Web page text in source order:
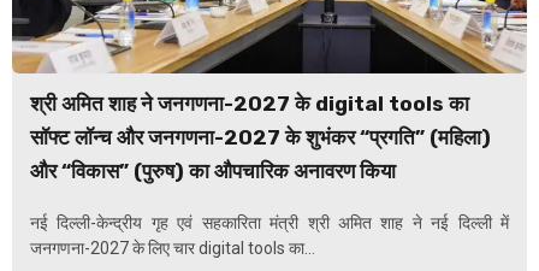
श्री अमित शाह ने जनगणना-2027 के digital tools का
सॉफ्ट लॉन्च और जनगणना-2027 के शुभंकर “प्रगति” (महिला)
और “विकास” (पुरुष) का औपचारिक अनावरण किया
नई दिल्ली-केन्द्रीय गृह एवं सहकारिता मंत्री श्री अमित शाह ने नई दिल्ली में
जनगणना-2027 के लिए चार digital tools का...